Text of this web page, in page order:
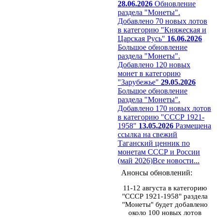
28.06.2026 Обновление
раздела "Монеты".
Добавлено 70 новых лотов
в категорию "Княжеская и
Царская Русь" 16.06.2026
Большое обновление
раздела "Монеты".
Добавлено 120 новых
монет в категорию
"Зарубежье" 29.05.2026
Большое обновление
раздела "Монеты".
Добавлено 170 новых лотов
в категорию "СССР 1921-
1958" 13.05.2026 Размещена
ссылка на свежий
Таганский ценник по
монетам СССР и России
(май 2026)Все новости...
Анонсы обновлений:
11-12 августа в категорию
"СССР 1921-1958" раздела
"Монеты" будет добавлено
около 100 новых лотов